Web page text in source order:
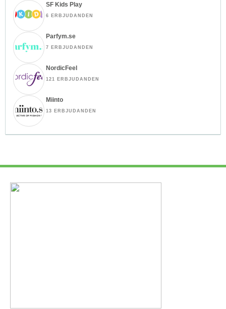
SF Kids Play
6 ERBJUDANDEN
Parfym.se
7 ERBJUDANDEN
NordicFeel
121 ERBJUDANDEN
Miinto
13 ERBJUDANDEN